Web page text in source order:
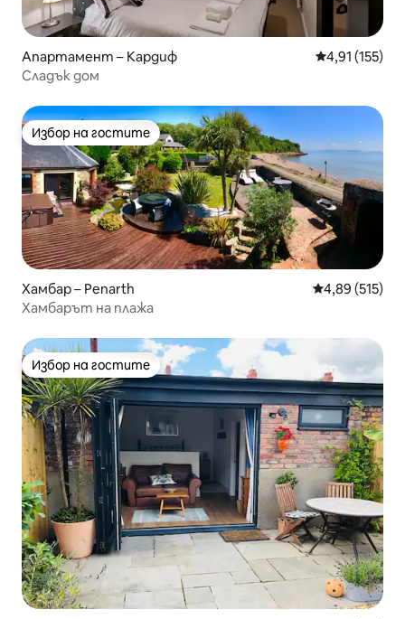
Апартамент – Кардиф Средна
4,91 (155)
Сладък дом
Избор на гостите
Избор на гостите
Хамбар – Penarth Средна
4,89 (515)
Хамбарът на плажа
Избор на гостите
Избор на гостите